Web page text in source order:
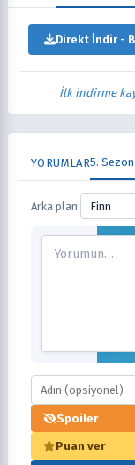
Direkt İndir -
İlk indirme
YORUMLAR5.
Arka plan: Finn
Spoiler
Puan ver